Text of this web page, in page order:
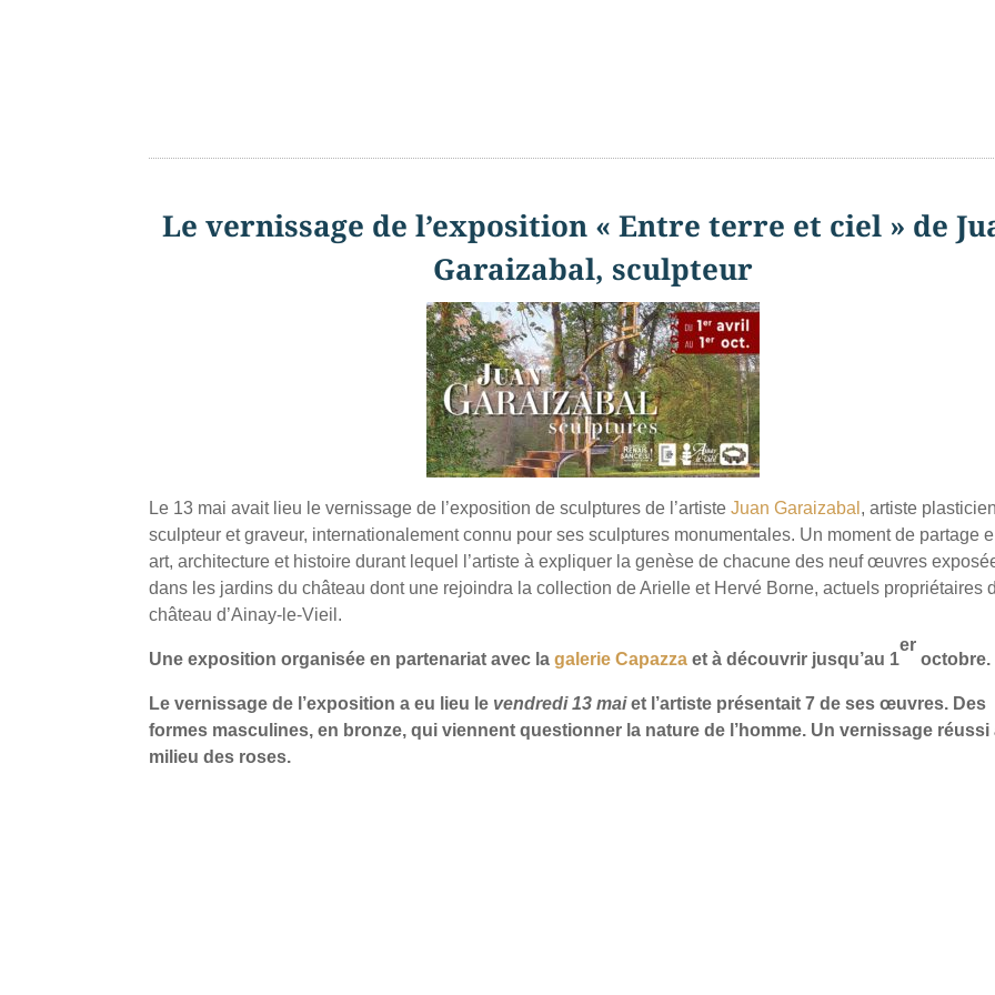
Le vernissage de l’exposition « Entre terre et ciel » de
Garaizabal, sculpteur
Le 13 mai avait lieu le vernissage de l’exposition de sculptures de l’artisteJuan Garaizabal , artiste
sculpteur et graveur, internationalement connu pour ses sculptures monumentales. Un moment de partage
art, architecture et histoire durant lequel l’artiste à expliquer la genèse de chacune des neuf œuvres
dans les jardins du château dont une rejoindra la collection de Arielle et Hervé Borne, actuels propriétaires
château d’Ainay-le-Vieil.
Une exposition organisée en partenariat avec lagalerie Capazza et à découvrir jusqu’au 1
er
octobre.
Le vernissage de l’exposition a eu lieu le vendredi 13 maiet l’artiste présentait 7 de ses œuvres. Des
formes masculines, en bronze, qui viennent questionner la nature de l’homme. Un vernissage réussi
milieu des roses.